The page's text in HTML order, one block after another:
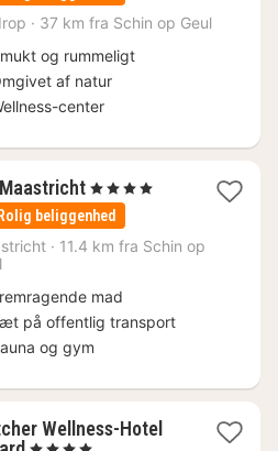
1010
· 37 km fra Schin op Geul
og rummeligt
af natur
center
2
nætter
fra
1032
, 4 Stjerner
Rolig beliggenhed
· 11.4 km fra Schin op
mad
på offentlig transport
og gym
Wellness-Hotel